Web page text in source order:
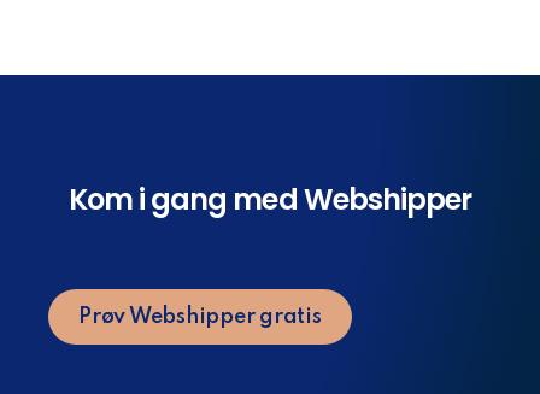
Kom i gang med Webshipper
Prøv Webshipper gratis